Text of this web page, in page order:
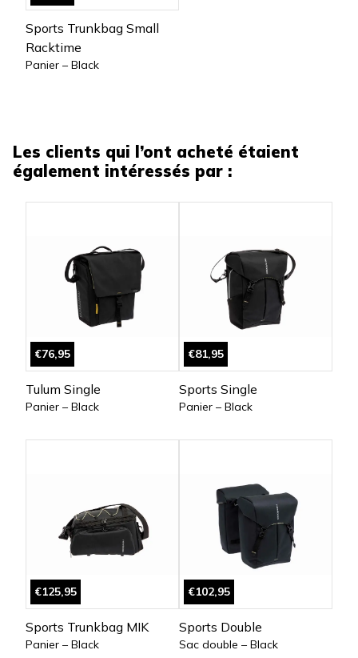
Sports Trunkbag Small
Racktime
Panier – Black
Les clients qui l’ont acheté étaient
également intéressés par :
€76,95
Tulum Single
Panier – Black
€81,95
Sports Single
Panier – Black
€125,95
Sports Trunkbag MIK
Panier – Black
€102,95
Sports Double
Sac double – Black